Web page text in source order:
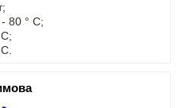
80 ° C;